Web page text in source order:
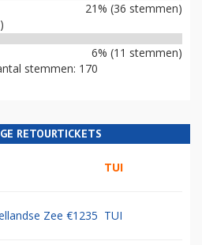
21% (36 stemmen)
6% (11 stemmen)
stemmen: 170
RETOURTICKETS
TUI
Zee €1235 TUI